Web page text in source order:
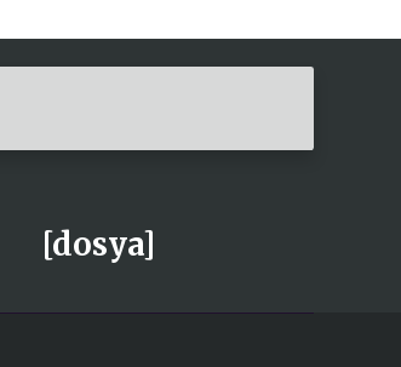
[dosya]